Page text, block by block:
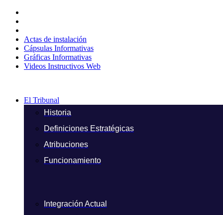
contenido
Actas de instalación
Cápsulas Informativas
Gráficas Informativas
Videos Instructivos Web
El Tribunal
Historia
Definiciones Estratégicas
Atribuciones
Funcionamiento
Integración Actual